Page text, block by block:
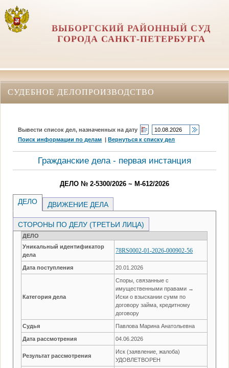
ВЫБОРГСКИЙ РАЙОННЫЙ СУД
ГОРОДА САНКТ-ПЕТЕРБУРГА
СУДЕБНОЕ ДЕЛОПРОИЗВОДСТВО
Вывести список дел, назначенных на дату
Поиск информации по делам |Вернуться к списку дел
Гражданские дела - первая инстанция
ДЕЛО № 2-5300/2026 ~ М-612/2026
ДЕЛО ДВИЖЕНИЕ ДЕЛА
СТОРОНЫ ПО ДЕЛУ (ТРЕТЬИ ЛИЦА)
ДЕЛО
Уникальный идентификатор
дела
78RS0002-01-2026-000902-56
Дата поступления 20.01.2026
Категория дела
Споры, связанные с
имущественными правами →
Иски о взыскании сумм по
договору займа, кредитному
договору
Судья Павлова Марина Анатольевна
Дата рассмотрения 04.06.2026
Результат рассмотрения
Иск (заявление, жалоба)
УДОВЛЕТВОРЕН